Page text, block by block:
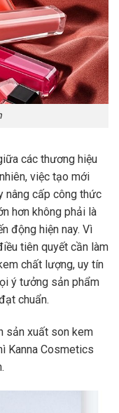
các thương hiệu
việc tạo mới
nâng cấp công thức
hơn không phải là
động hiện nay. Vì
tiên quyết cần làm
chất lượng, uy tín
ý tưởng sản phẩm
chuẩn.
sản xuất son kem
Kanna Cosmetics